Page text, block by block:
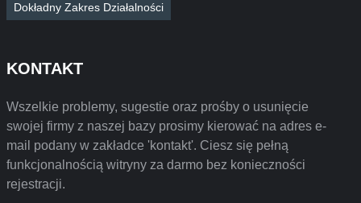
Dokładny Zakres Działalności
KONTAKT
Wszelkie problemy, sugestie oraz prośby o usunięcie
swojej firmy z naszej bazy prosimy kierować na adres e-
mail podany w zakładce 'kontakt'. Ciesz się pełną
funkcjonalnością witryny za darmo bez konieczności
rejestracji.